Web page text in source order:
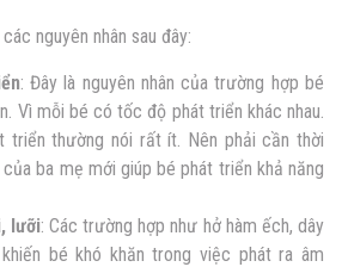
nguyên nhân sau đây:
: Đây là nguyên nhân của trường hợp bé
Vì mỗi bé có tốc độ phát triển khác nhau.
triển thường nói rất ít. Nên phải cần thời
ba mẹ mới giúp bé phát triển khả năng
lưỡi: Các trường hợp như hở hàm ếch, dây
bé khó khăn trong việc phát ra âm